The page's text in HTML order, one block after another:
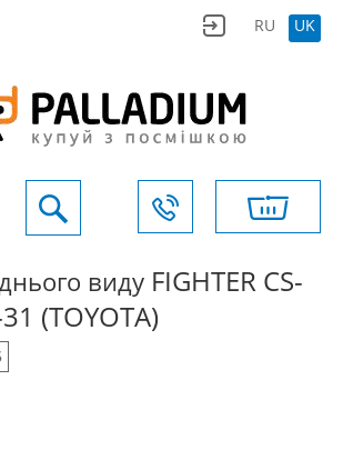
RU UK
виду FIGHTER CS-
(TOYOTA)